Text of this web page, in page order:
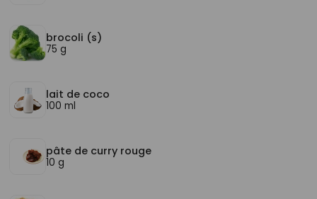
brocoli (s)
75 g
lait de coco
100 ml
pâte de curry rouge
10 g